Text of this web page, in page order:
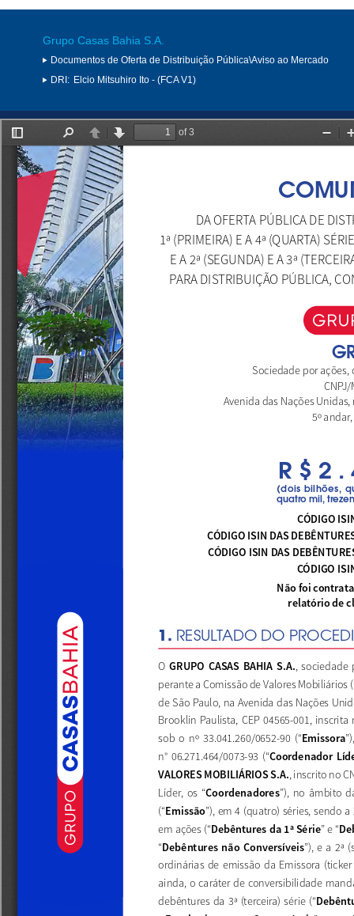
Grupo Casas Bahia S.A.
Documentos de Oferta de Distribuição Pública\Aviso ao Mercado
DRI: Elcio Mitsuhiro Ito - (FCA V1)